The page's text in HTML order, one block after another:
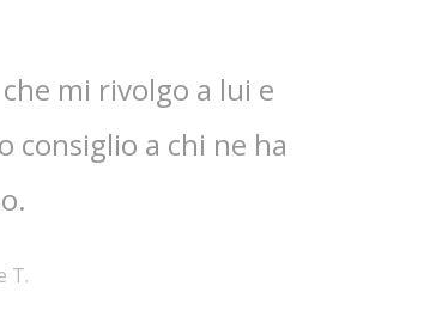
mi rivolgo a lui e
consiglio a chi ne ha
T.